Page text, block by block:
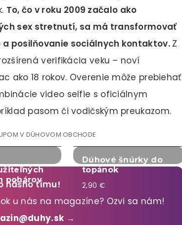
To, čo v roku 2009 začalo ako
sex stretnutí, sa má transformovať
posilňovanie sociálnych kontaktov. Z
verifikácia veku – noví
ako 18 rokov. Overenie môže prebiehať
video selfie s oficiálnym
pasom či vodičským preukazom.
V DÚHOVOM OBCHODE
pohárov
Dúhové šnúrky do
topánok
2,90 €
nášho tímu!
u nás na magazíne? Ozvi sa nám!
→